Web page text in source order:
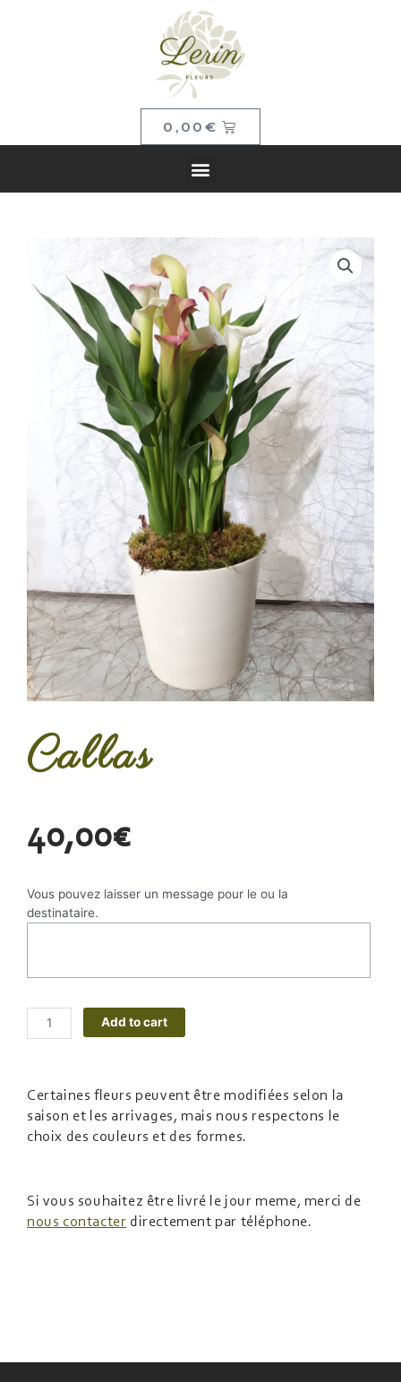
0,00 €
Callas
40,00€
Vous pouvez laisser un message pour le ou la
destinataire.
Add to cart
Certaines fleurs peuvent être modifiées selon la
saison et les arrivages, mais nous respectons le
choix des couleurs et des formes.
Si vous souhaitez être livré le jour meme, merci de
nous contacter directement par téléphone.